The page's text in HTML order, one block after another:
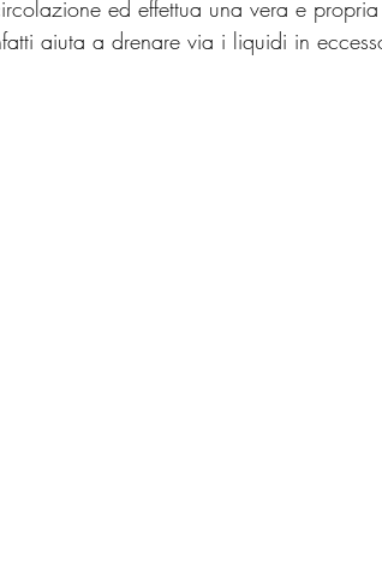
ed effettua una vera e
aiuta a drenare via i liquidi in